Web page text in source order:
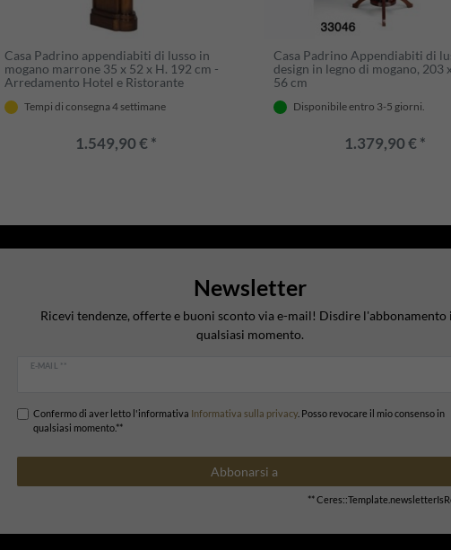
Casa Padrino appendiabiti di lusso in
mogano marrone 35 x 52 x H. 192 cm -
Arredamento Hotel e Ristorante
Tempi di consegna 4 settimane
1.549,90 € *
Casa Padrino Appendiabiti di
design in legno di mogano, 203
56 cm
Disponibile entro 3-5 giorni.
1.379,90 € *
Newsletter
Ricevi tendenze, offerte e buoni sconto via e-mail! Disdire l'abbonamento
qualsiasi momento.
E-MAIL **
Confermo di aver letto l'informativa Informativa sulla privacy. Posso revocare il mio consenso in
qualsiasi momento.**
Abbonarsi a
**